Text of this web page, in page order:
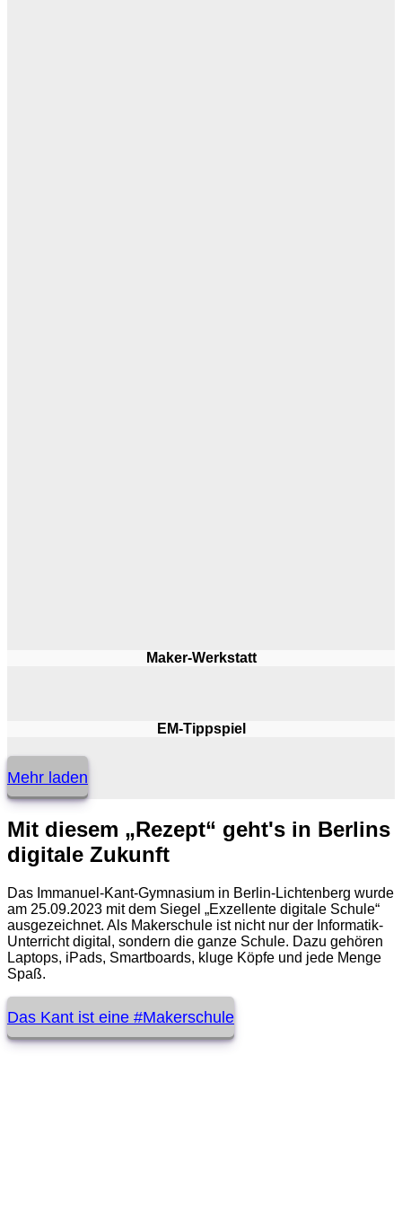
Maker-Werkstatt
EM-Tippspiel
Mehr laden
Mit diesem „Rezept“ geht's in Berlins
digitale Zukunft
Das Immanuel-Kant-Gymnasium in Berlin-Lichtenberg wurde
am 25.09.2023 mit dem Siegel „Exzellente digitale Schule“
ausgezeichnet. Als Makerschule ist nicht nur der Informatik-
Unterricht digital, sondern die ganze Schule. Dazu gehören
Laptops, iPads, Smartboards, kluge Köpfe und jede Menge
Spaß.
Das Kant ist eine #Makerschule